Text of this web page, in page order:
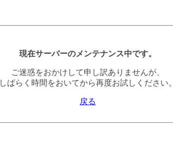
現在サーバーのメンテナンス中です。
ご迷惑をおかけして申し訳ありませんが、
しばらく時間をおいてから再度お試しください。
戻る